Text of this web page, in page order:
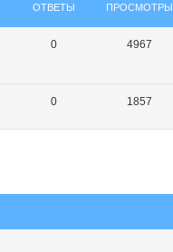
ОТВЕТЫ ПРОСМОТРЫ
0 4967
0 1857